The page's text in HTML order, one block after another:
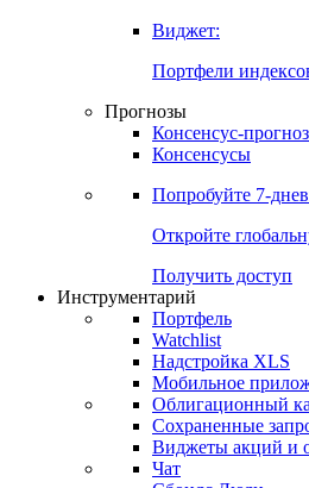
Бензин
Soft Commodities
Виджет:
Портфели
Прогнозы
Консенсусы
Попробуйте7-
Откройте
Получить доступ
Инструментарий
Портфель
Watchlist
Надстройка XLS
Мобильное